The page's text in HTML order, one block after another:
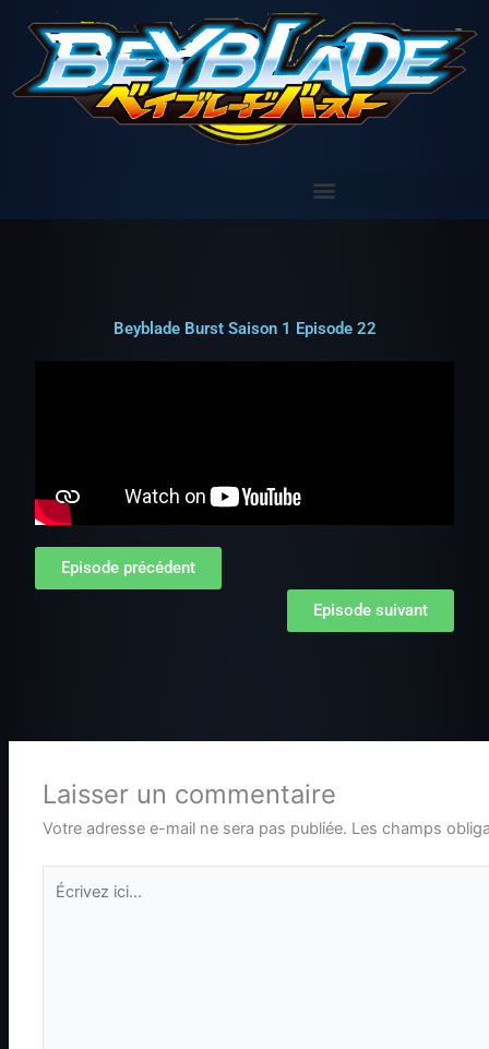
contenu
Beyblade Burst Saison 1 Episode 22
Episode précédent
Episode suivant
Laisser un commentaire
Votre adresse e-mail ne sera pas publiée. Les champs
Écrivez
ici…